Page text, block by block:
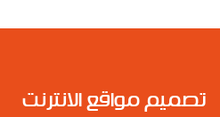
تصميم مواقع الانترنت